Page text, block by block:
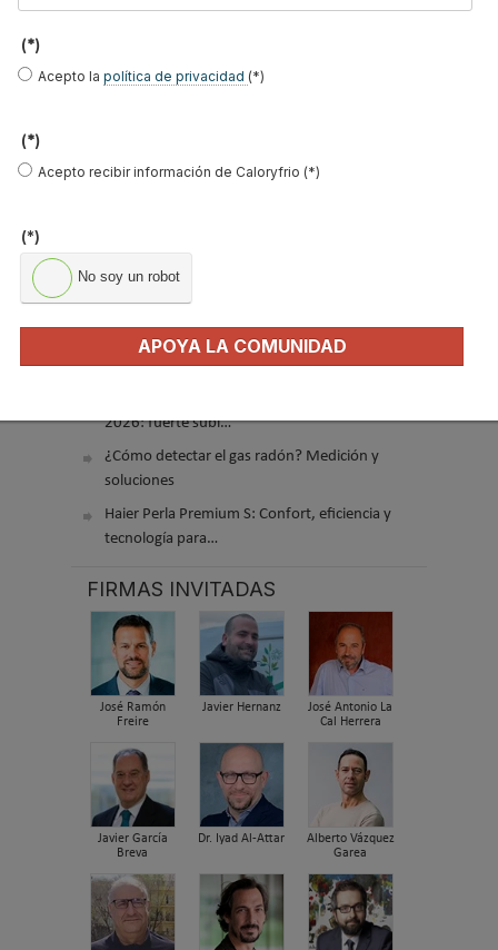
Recuperadores de calor: qué son, cómo
funcionan y cuándo son…
Consejos para ahorrar con el aire
acondicionado
2026: fuerte subi…
¿Cómo detectar el gas radón? Medición y
soluciones
Haier Perla Premium S: Confort, eficiencia y
tecnología para…
FIRMAS INVITADAS
José Ramón
Freire
Javier Hernanz
José Antonio La
Cal Herrera
Javier García
Breva
Dr. Iyad Al-Attar
Alberto Vázquez
Garea
(*)
Acepto la política de privacidad (*)
(*)
Acepto recibir información de Caloryfrio (*)
(*)
No soy un robot
APOYA LA COMUNIDAD